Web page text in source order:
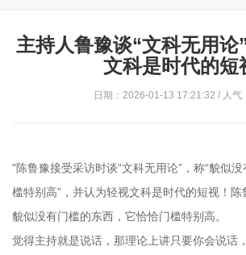
主持人鲁豫谈“文科无用论
文科是时代的短
日期：2026-01-13 17:21:32 / 人气
"陈鲁豫接受采访时谈“文科无用论”，称“貌似
槛特别高”，并认为轻视文科是时代的短视！陈
貌似没有门槛的东西，它恰恰门槛特别高。
觉得主持就是说话，那理论上讲只要你会说话